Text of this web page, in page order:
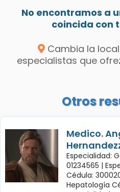
No encontramos a
coincida con
Cambia la
especialistas que
Otros
Medico.
Especialidad:
01234565 |
Cédula:
Hepatología